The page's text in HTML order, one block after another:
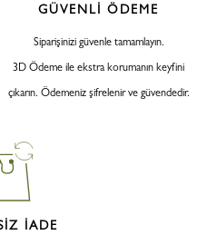
GÜVENLİ ÖDEME
Siparişinizi güvenle tamamlayın.
3D Ödeme ile ekstra korumanın keyfini
çıkarın. Ödemeniz şifrelenir ve güvendedir.
İADE